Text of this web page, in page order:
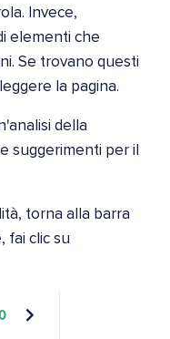
Invece,
elementi che
Se trovano questi
la pagina.
della
suggerimenti per il
torna alla barra
, fai clic su